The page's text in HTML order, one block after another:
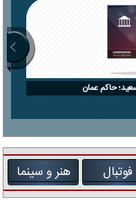
حاکم عمان
فوتبال هنر و سینما